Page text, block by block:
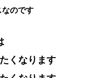
なのです
くなります